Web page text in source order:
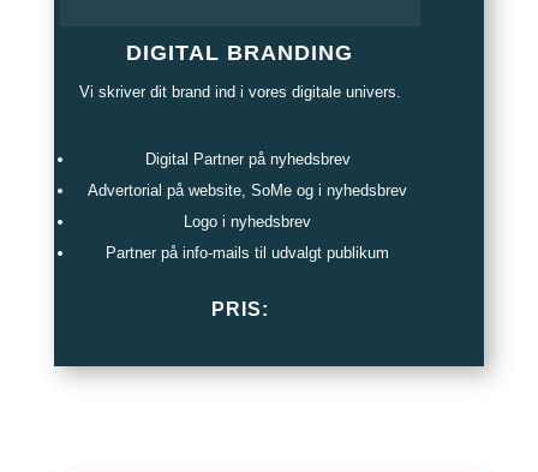
DIGITAL BRANDING
Vi skriver dit brand ind i vores digitale univers.
Digital Partner på nyhedsbrev
Advertorial på website, SoMe og i nyhedsbrev
Logo i nyhedsbrev
Partner på info-mails til udvalgt publikum
PRIS: